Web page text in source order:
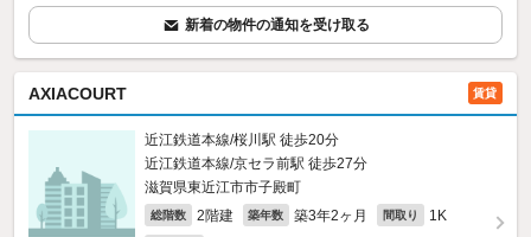
新着の物件の通知を受け取る
AXIACOURT 賃貸
近江鉄道本線/桜川駅 徒歩20分
近江鉄道本線/京セラ前駅 徒歩27分
滋賀県東近江市市子殿町
総階数 2階建 築年数 築3年2ヶ月 間取り 1K